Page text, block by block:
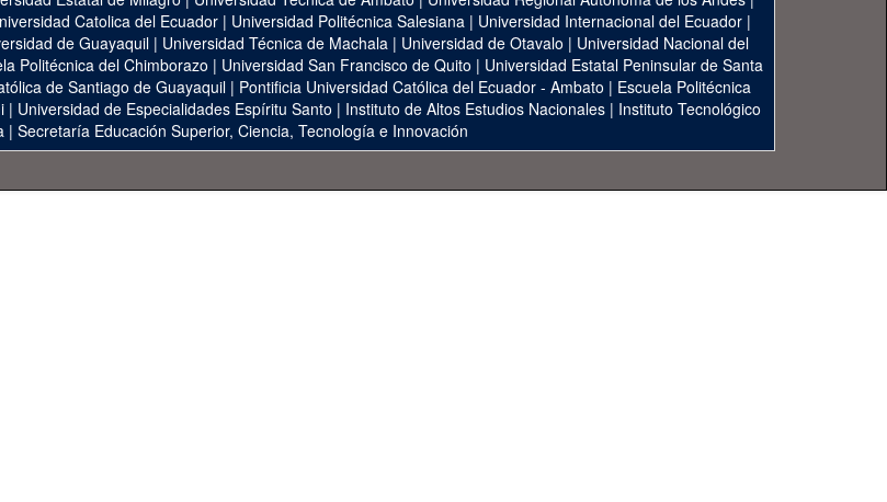
Catolica del Ecuador| Universidad Politécnica Salesiana| Universidad Internacional del Ecuador|
de Guayaquil | Universidad Técnica de Machala | Universidad de Otavalo | Universidad Nacional del
Politécnica del Chimborazo | Universidad San Francisco de Quito | Universidad Estatal Peninsular de Santa
de Santiago de Guayaquil | Pontificia Universidad Católica del Ecuador - Ambato | Escuela Politécnica
| Universidad de Especialidades Espíritu Santo | Instituto de Altos Estudios Nacionales | Instituto Tecnológico
| Secretaría Educación Superior, Ciencia, Tecnología e Innovación